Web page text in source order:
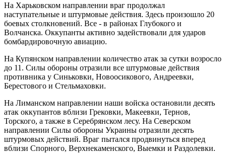
На Харьковском направлении враг продолжал
наступательные и штурмовые действия. Здесь произошло 20
боевых столкновений. Все - в районах Глубокого и
Волчанска. Оккупанты активно задействовали для ударов
бомбардировочную авиацию.
На Купянском направлении количество атак за сутки возросло
до 11. Силы обороны отразили все штурмовые действия
противника у Синьковки, Новоосикового, Андреевки,
Берестового и Стельмаховки.
На Лиманском направлении наши войска остановили десять
атак оккупантов вблизи Грековки, Макеевки, Тернов,
Торского, а также в Серебрянском лесу. На Северском
направлении Силы обороны Украины отразили десять
штурмовых действий. Враг пытался продвинуться вперед
вблизи Спорного, Верхнекаменского, Выемки и Раздолевки.